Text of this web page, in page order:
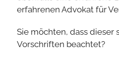
erfahrenen Advokat für
Sie möchten, dass
Vorschriften beachtet?